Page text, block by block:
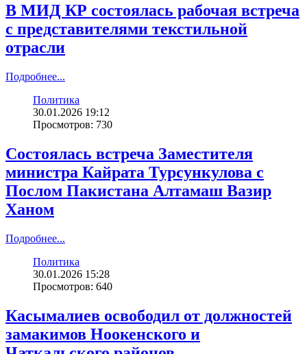
В МИД КР состоялась рабочая встреча
с представителями текстильной
отрасли
Подробнее...
Политика
30.01.2026 19:12
Просмотров: 730
Состоялась встреча Заместителя
министра Кайрата Турсункулова с
Послом Пакистана Алтамаш Вазир
Ханом
Подробнее...
Политика
30.01.2026 15:28
Просмотров: 640
Касымалиев освободил от должностей
замакимов Ноокенского и